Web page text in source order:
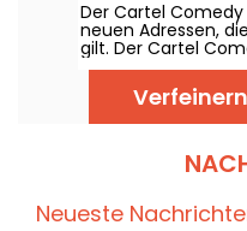
entführt.
Der Cartel
neuen Adressen,
gilt. Der Cartel
der Hauptstadt,
Hôtel de Ville
eine Bar und ein
getestet und
Neueste